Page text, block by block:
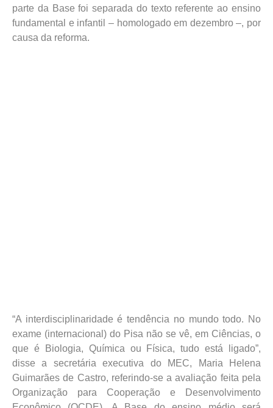
parte da Base foi separada do texto referente ao ensino
fundamental e infantil – homologado em dezembro –, por
causa da reforma.
“A interdisciplinaridade é tendência no mundo todo. No
exame (internacional) do Pisa não se vê, em Ciências, o
que é Biologia, Química ou Física, tudo está ligado”,
disse a secretária executiva do MEC, Maria Helena
Guimarães de Castro, referindo-se a avaliação feita pela
Organização para Cooperação e Desenvolvimento